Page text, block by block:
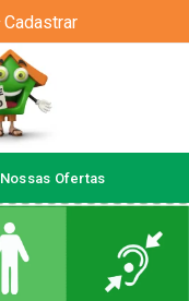
Cadastrar
Nossas Ofertas